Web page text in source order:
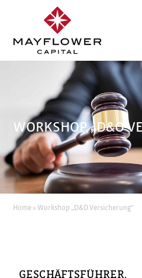
WORKSHOP „D&O
Home » Workshop „D&O Versicherung“
GESCHÄFTSFÜHRER,